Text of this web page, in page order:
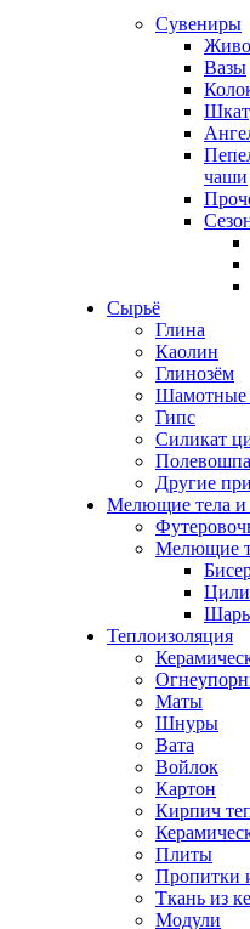
Сувениры
Вазы
чаши
Сырьё
Глина
Каолин
Глинозём
Шамотные
Гипс
Силикат
Другие
Мелющие тела и
Мелющие
Теплоизоляция
Маты
Шнуры
Вата
Войлок
Картон
Кирпич
Плиты
Пропитки
Ткань из
Модули